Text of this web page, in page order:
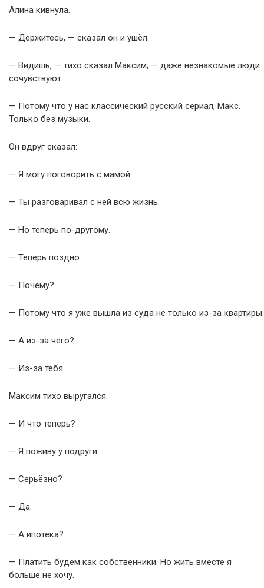
Алина кивнула.
— Держитесь, — сказал он и ушёл.
— Видишь, — тихо сказал Максим, — даже незнакомые люди
сочувствуют.
— Потому что у нас классический русский сериал, Макс.
Только без музыки.
Он вдруг сказал:
— Я могу поговорить с мамой.
— Ты разговаривал с ней всю жизнь.
— Но теперь по-другому.
— Теперь поздно.
— Почему?
— Потому что я уже вышла из суда не только из-за квартиры.
— А из-за чего?
— Из-за тебя.
Максим тихо выругался.
— И что теперь?
— Я поживу у подруги.
— Серьёзно?
— Да.
— А ипотека?
— Платить будем как собственники. Но жить вместе я
больше не хочу.